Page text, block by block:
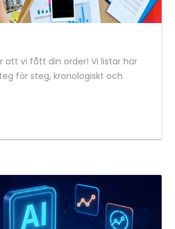
att vi fått din order! Vi listar här
för steg, kronologiskt och